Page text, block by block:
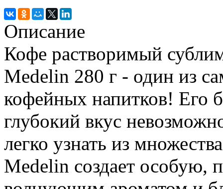
Описание
Кофе растворимый
Medelin 280 г - один из
кофейных напитков! Его
глубокий вкус
легко узнать из
Medelin создает особую,